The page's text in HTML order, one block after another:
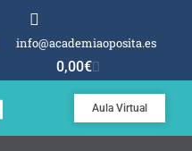
info@academiaoposita.es
0,00€
Aula Virtual